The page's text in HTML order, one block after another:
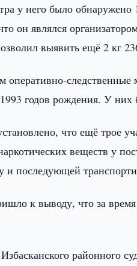
у него было
он являлся
выявить ещё 2 кг
оперативно-
годов рождения. У
что ещё трое
веществ у
и последующей
к выводу, что за
районного